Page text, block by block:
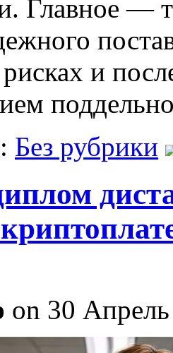
Главное —
и
Без рубрики
on 30